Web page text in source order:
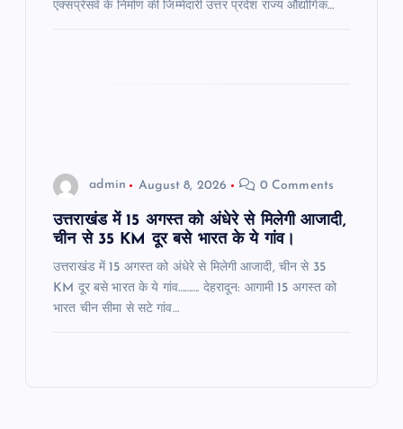
एक्सप्रेसवे के निर्माण की जिम्मेदारी उत्तर प्रदेश राज्य औद्योगिक…
admin August 8, 2026 0 Comments
उत्तराखंड में 15 अगस्त को अंधेरे से मिलेगी आजादी,
चीन से 35 KM दूर बसे भारत के ये गांव।
उत्तराखंड में 15 अगस्त को अंधेरे से मिलेगी आजादी, चीन से 35
KM दूर बसे भारत के ये गांव………. देहरादून: आगामी 15 अगस्त को
भारत चीन सीमा से सटे गांव…